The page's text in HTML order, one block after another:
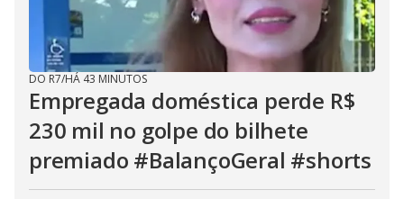
DO R7/HÁ 43 MINUTOS
Empregada doméstica perde R$
230 mil no golpe do bilhete
premiado #BalançoGeral #shorts